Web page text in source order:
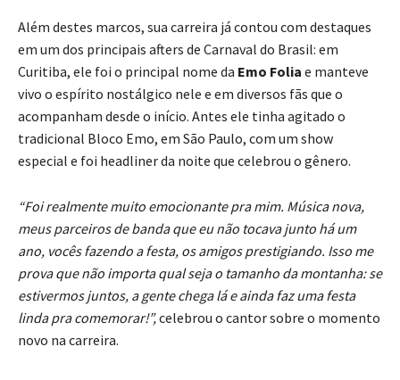
Além destes marcos, sua carreira já contou com destaques
em um dos principais afters de Carnaval do Brasil: em
Curitiba, ele foi o principal nome da Emo Folia e manteve
vivo o espírito nostálgico nele e em diversos fãs que o
acompanham desde o início. Antes ele tinha agitado o
tradicional Bloco Emo, em São Paulo, com um show
especial e foi headliner da noite que celebrou o gênero.
“Foi realmente muito emocionante pra mim. Música nova,
meus parceiros de banda que eu não tocava junto há um
ano, vocês fazendo a festa, os amigos prestigiando. Isso me
prova que não importa qual seja o tamanho da montanha: se
estivermos juntos, a gente chega lá e ainda faz uma festa
linda pra comemorar!”,celebrou o cantor sobre o momento
novo na carreira.